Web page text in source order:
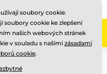
soubory cookie.
soubory cookie ke zlepšení
našich webových stránek
v souladu s našimi zásadami
cookie.